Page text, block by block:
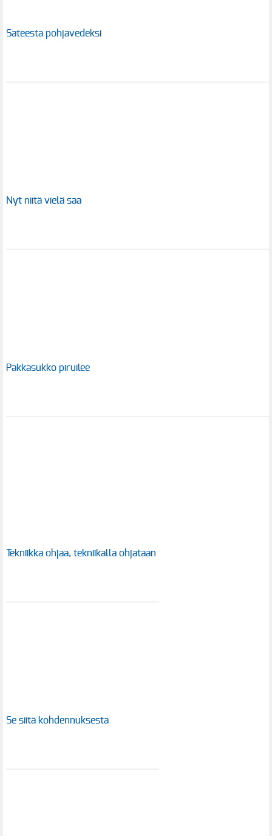
Sateesta pohjavedeksi
Nyt niitä vielä saa
Pakkasukko piruilee
Tekniikka ohjaa, tekniikalla ohjataan
Se siitä kohdennuksesta